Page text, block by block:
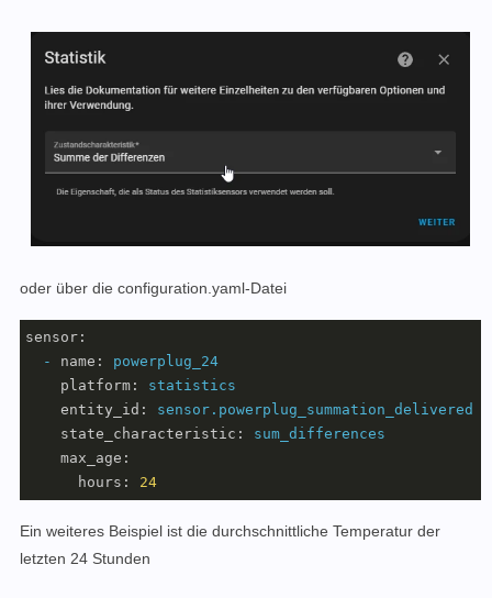
oder über die configuration.yaml-Datei
sensor:
-
name:
powerplug_24
platform:
statistics
entity_id:
sensor.powerplug_summation_delivered
state_characteristic:
sum_differences
max_age:
hours:
24
Ein weiteres Beispiel ist die durchschnittliche Temperatur der
letzten 24 Stunden